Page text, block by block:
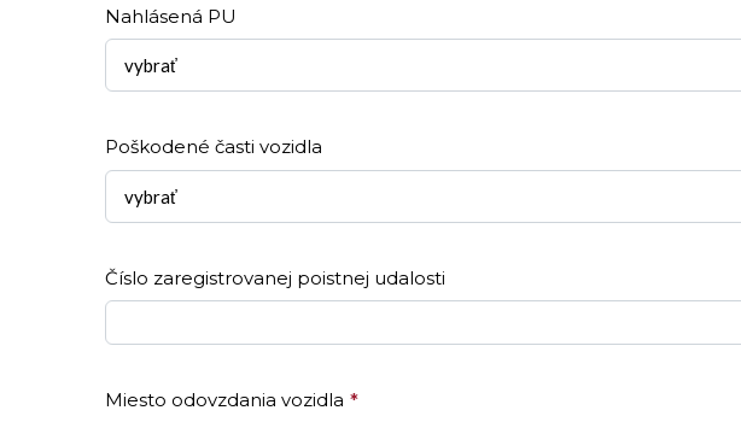
Nahlásená PU
vybrať
Poškodené časti vozidla
vybrať
Číslo zaregistrovanej poistnej udalosti
Miesto odovzdania vozidla